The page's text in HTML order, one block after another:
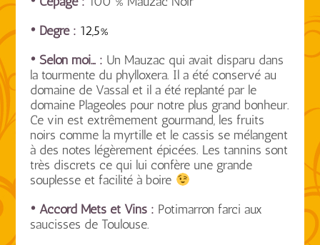
• Degré : 12,5%
• Selon moi… : Un Mauzac qui avait disparu dans
la tourmente du phylloxera. Il a été conservé au
domaine de Vassal et il a été replanté par le
domaine Plageoles pour notre plus grand bonheur.
Ce vin est extrêmement gourmand, les fruits
noirs comme la myrtille et le cassis se mélangent
à des notes légèrement épicées. Les tannins sont
très discrets ce qui lui confère une grande
souplesse et facilité à boire
• Accord Mets et Vins : Potimarron farci aux
saucisses de Toulouse.